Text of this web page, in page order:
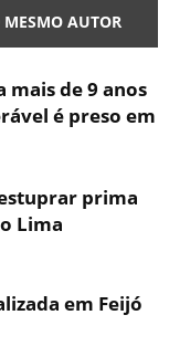
AUTOR
mais de 9 anos
é preso em
prima
Lima
em Feijó